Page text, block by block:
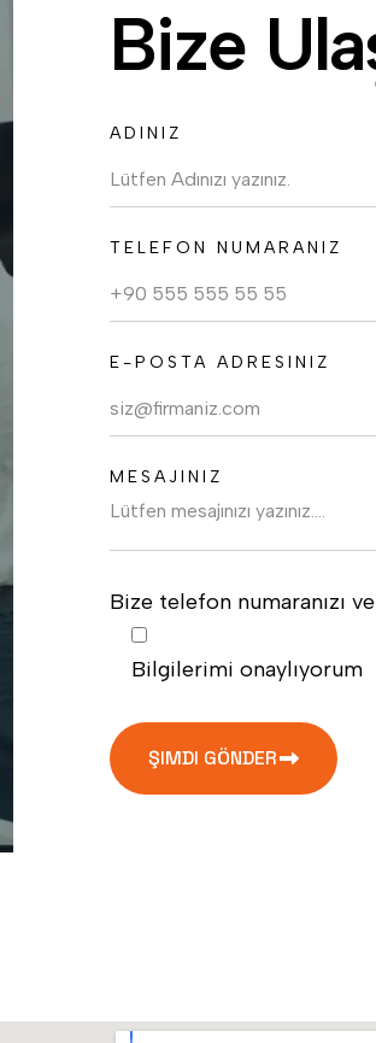
Bize Ula
ADINIZ
TELEFON NUMARANIZ
E-POSTA ADRESINIZ
MESAJINIZ
Bize telefon numaranızı
Bilgilerimi onaylıyorum
ŞIMDI GÖNDER